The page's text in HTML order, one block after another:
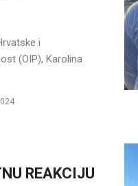
i
(OIP), Karolina
REAKCIJU